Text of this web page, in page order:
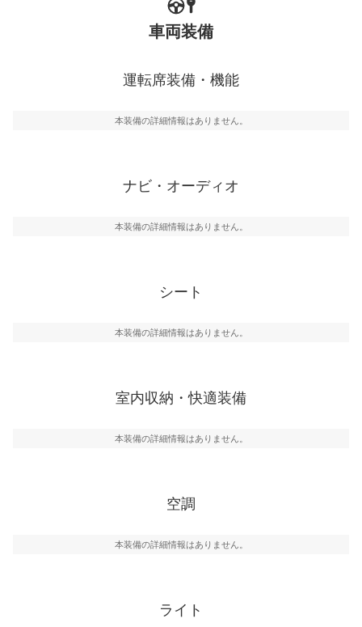
車両装備
運転席装備・機能
本装備の詳細情報はありません。
ナビ・オーディオ
本装備の詳細情報はありません。
シート
本装備の詳細情報はありません。
室内収納・快適装備
本装備の詳細情報はありません。
空調
本装備の詳細情報はありません。
ライト